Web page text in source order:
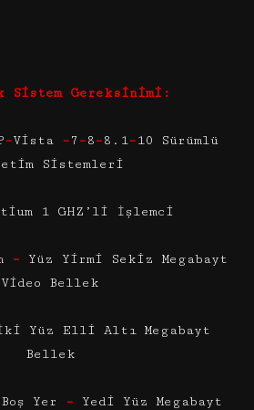
Sistem Gereksinimi:
–Vista –7–8–8.1–10 Sürümlü
Sistemleri
1 GHZ’li İşlemci
– Yüz Yirmi Sekiz Megabayt
Video Bellek
Yüz Elli Altı Megabayt
Bellek
Yer – Yedi Yüz Megabayt